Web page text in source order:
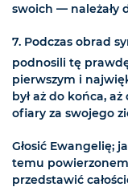
swoich — należały
7. Podczas obrad
podnosili tę
pierwszym i
był aż do końca,
ofiary za swojego
Głosić Ewangelię;
temu
przedstawić